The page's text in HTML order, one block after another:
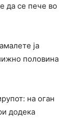
да се пече во
ја
половина
на оган
додека